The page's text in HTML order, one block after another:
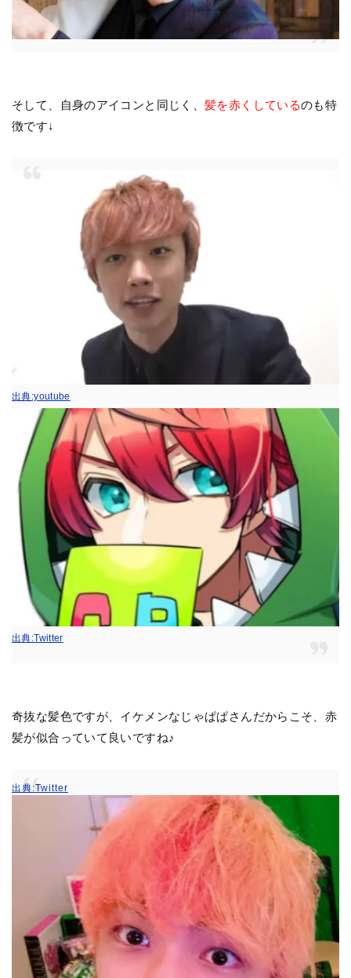
そして、自身のアイコンと同じく、髪を赤くしているのも特
徴です↓
出典:youtube
出典:Twitter
奇抜な髪色ですが、イケメンなじゃぱぱさんだからこそ、赤
髪が似合っていて良いですね♪
出典:Twitter